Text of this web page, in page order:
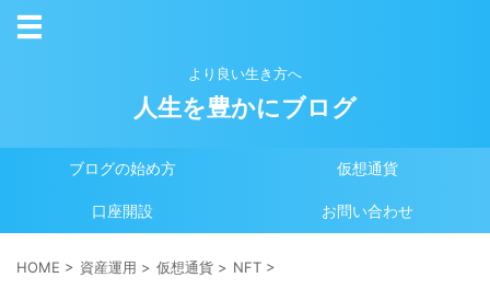
より良い生き方へ
人生を豊かにブログ
ブログの始め方 仮想通貨
口座開設 お問い合わせ
HOME > 資産運用 > 仮想通貨 > NFT >